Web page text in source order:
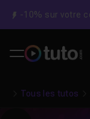
-10% sur votre
Tous les tutos